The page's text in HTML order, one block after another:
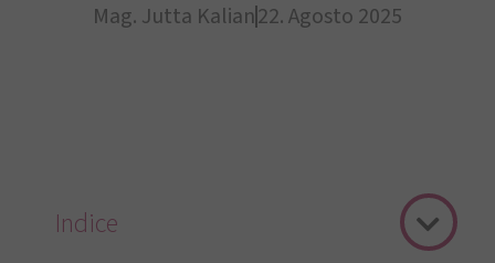
Mag. Jutta Kalian22. Agosto 2025
Indice